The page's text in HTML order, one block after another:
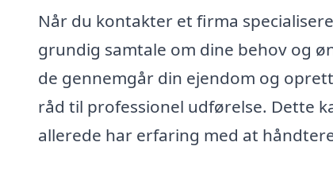
Når du kontakter et firma
grundig samtale om dine behov og
de gennemgår din ejendom og
råd til professionel udførelse. Dette
allerede har erfaring med at